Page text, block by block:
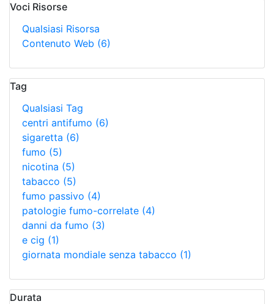
Voci Risorse
Qualsiasi Risorsa
Contenuto Web (6)
Tag
Qualsiasi Tag
centri antifumo (6)
sigaretta (6)
fumo (5)
nicotina (5)
tabacco (5)
fumo passivo (4)
patologie fumo-correlate (4)
danni da fumo (3)
e cig (1)
giornata mondiale senza tabacco (1)
Durata